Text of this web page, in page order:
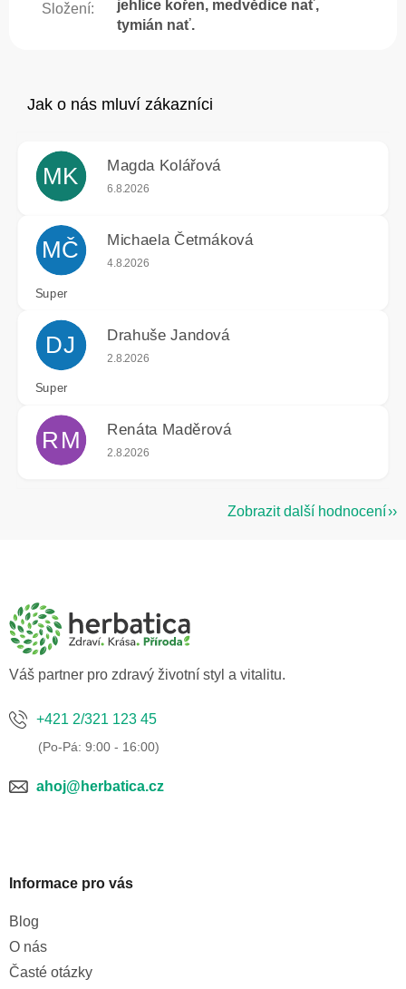
Složení:
jehlice kořen, medvědice nať,
tymián nať.
MK Magda Kolářová
Hodnocení obchodu je 5 z 5 hvězdiček.
6.8.2026
MČ Michaela Četmáková
Hodnocení obchodu je 5 z 5 hvězdiček.
4.8.2026
Super
DJ Drahuše Jandová
Hodnocení obchodu je 5 z 5 hvězdiček.
2.8.2026
Super
RM Renáta Maděrová
Hodnocení obchodu je 5 z 5 hvězdiček.
2.8.2026
Zobrazit další hodnocení
a
Váš partner pro zdravý životní styl a vitalitu.
+421 2/321 123 45
ahoj@herbatica.cz
Informace pro vás
Blog
O nás
Časté otázky